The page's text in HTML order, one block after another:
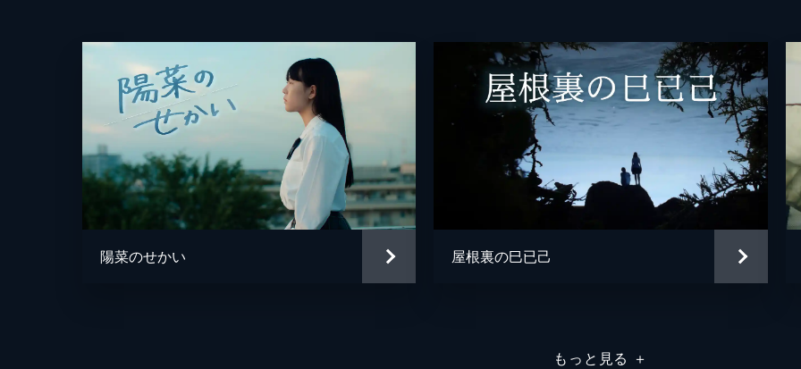
湯浅弘章
陽菜のせかい 屋根裏の巳已己
もっと見る ＋